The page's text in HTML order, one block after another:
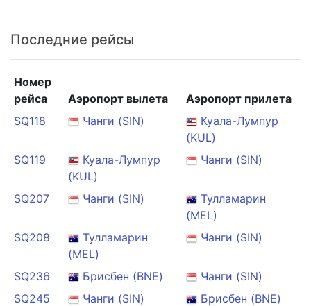
Последние рейсы
Номер
рейса
Аэропорт вылета
Аэропорт прилета
SQ118
Чанги (SIN)
Куала-Лумпур
(KUL)
SQ119
Куала-Лумпур
(KUL)
Чанги (SIN)
SQ207 Чанги (SIN)
Тулламарин
(MEL)
SQ208
Тулламарин
(MEL)
Чанги (SIN)
SQ236 Брисбен (BNE)
Чанги (SIN)
SQ245
Чанги (SIN)
Брисбен (BNE)